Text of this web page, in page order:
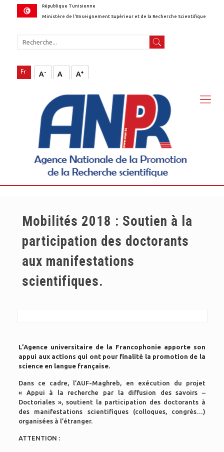
République Tunisienne
Ministère de l'Enseignement Supérieur et de la Recherche Scientifique
A- A A+
Mobilités 2018 : Soutien à la
participation des doctorants
aux manifestations
scientifiques.
L’Agence universitaire de la Francophonie apporte son
appui aux actions qui ont pour finalité la promotion de la
science en langue française.
Dans ce cadre, l’AUF-Maghreb, en exécution du projet
« Appui à la recherche par la diffusion des savoirs –
Doctoriales », soutient la participation des doctorants à
des manifestations scientifiques (colloques, congrès…)
organisées à l’étranger.
ATTENTION :